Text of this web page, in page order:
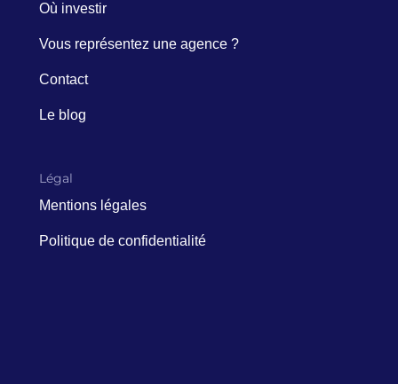
Où investir
Vous représentez une agence ?
Contact
Le blog
Légal
Mentions légales
Politique de confidentialité